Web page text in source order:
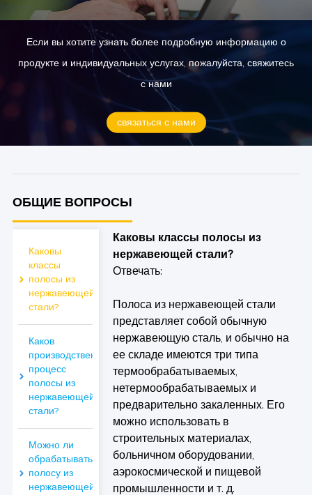
Если вы хотите узнать более подробную информацию о
продукте и индивидуальных услугах, пожалуйста, свяжитесь
с нами
связаться с нами
ОБЩИЕ ВОПРОСЫ
Каковы
классы
полосы из
нержавеющей
стали?
Каков
производственный
процесс
полосы из
нержавеющей
стали?
Можно ли
обрабатывать
полосу из
нержавеющей
Каковы классы полосы из
нержавеющей стали?
Отвечать:
Полоса из нержавеющей стали
представляет собой обычную
нержавеющую сталь, и обычно на
ее складе имеются три типа
термообрабатываемых,
нетермообрабатываемых и
предварительно закаленных. Его
можно использовать в
строительных материалах,
больничном оборудовании,
аэрокосмической и пищевой
промышленности и т. д.